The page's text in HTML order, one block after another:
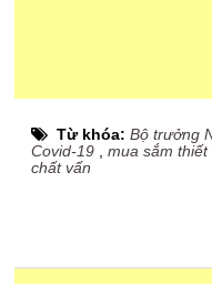
Từ khóa:Bộ trưởng
Covid-19 ,mua sắm thiết
chất vấn